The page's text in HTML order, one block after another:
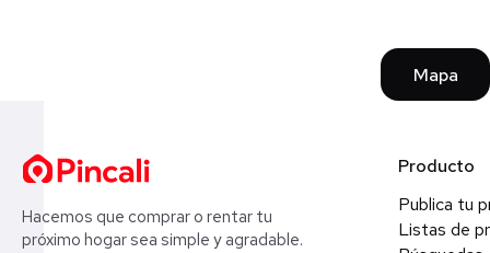
Mapa
Hacemos que comprar o rentar tu
próximo hogar sea simple y agradable.
Producto
Publica tu
Listas de